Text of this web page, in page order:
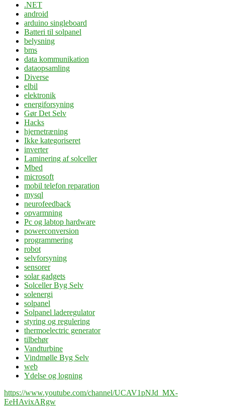
.NET
android
arduino singleboard
Batteri til solpanel
belysning
bms
data kommunikation
dataopsamling
Diverse
elbil
elektronik
energiforsyning
Gør Det Selv
Hacks
hjernetræning
Ikke kategoriseret
inverter
Laminering af solceller
Mbed
microsoft
mobil telefon reparation
mysql
neurofeedback
opvarmning
Pc og labtop hardware
powerconversion
programmering
robot
selvforsyning
sensorer
solar gadgets
Solceller Byg Selv
solenergi
solpanel
Solpanel laderegulator
styring og regulering
thermoelectric generator
tilbehør
Vandturbine
Vindmølle Byg Selv
web
Ydelse og logning
https://www.youtube.com/channel/UCAV1pNJd_MX-
EeHAvixARgw